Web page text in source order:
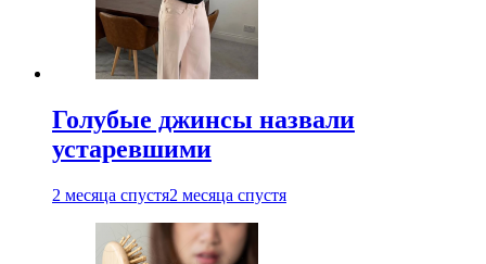
Голубые джинсы назвали
устаревшими
2 месяца спустя2 месяца спустя